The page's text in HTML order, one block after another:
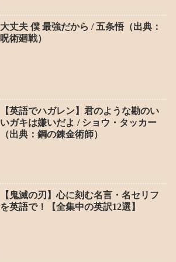
大丈夫 僕 最強だから / 五条悟（出典：
呪術廻戦）
【英語でハガレン】君のような勘のい
いガキは嫌いだよ / ショウ・タッカー
（出典：鋼の錬金術師）
【鬼滅の刃】心に刻む名言・名セリフ
を英語で！【全集中の英訳12選】